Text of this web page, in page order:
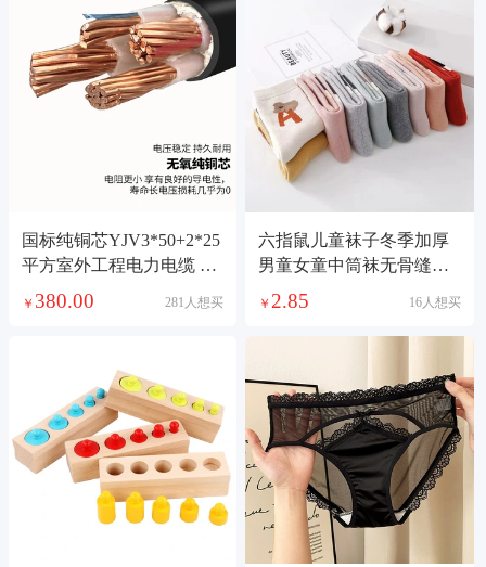
国标纯铜芯YJV3*50+2*25
平方室外工程电力电缆 电
缆线
￥ 380.00 281人想买
六指鼠儿童袜子冬季加厚
男童女童中筒袜无骨缝合
宝宝毛圈毛巾棉袜
￥2.85 16人想买